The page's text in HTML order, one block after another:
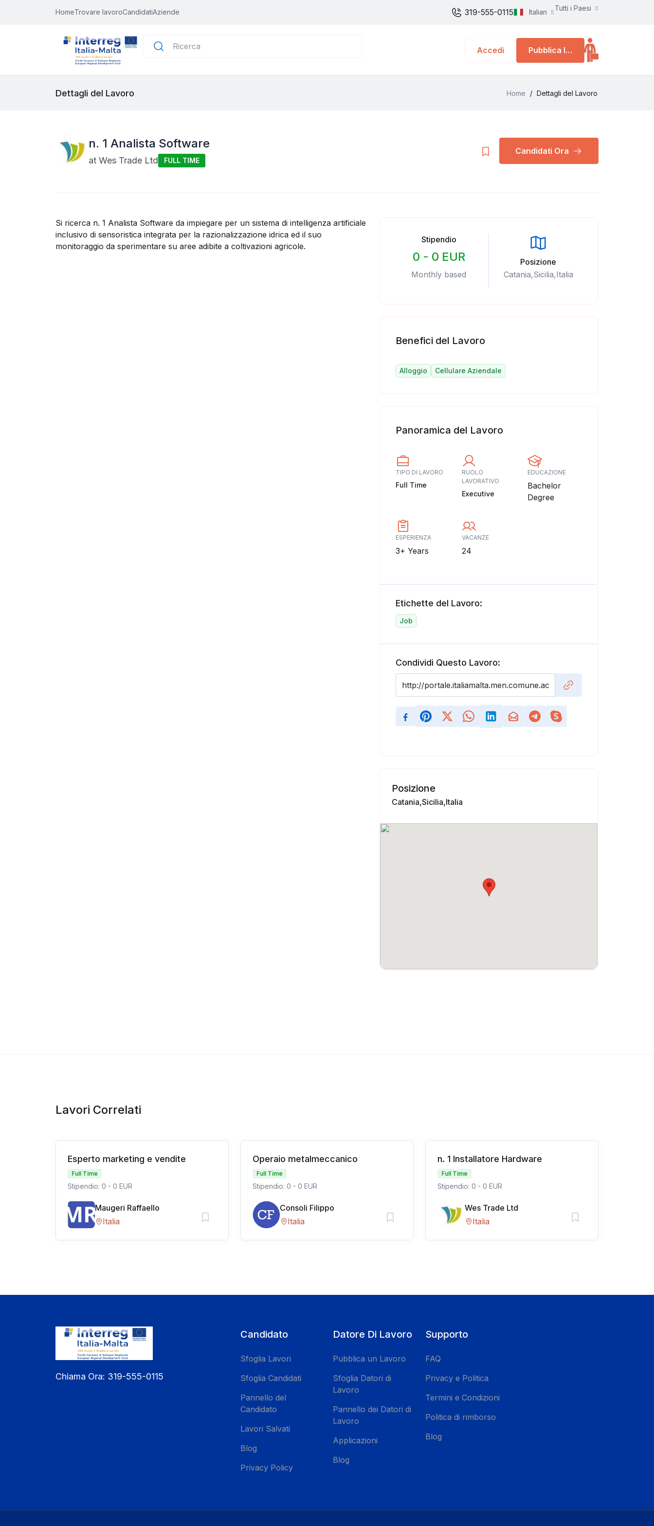
HomeTrovare lavoroCandidatiAziende 319-555-0115 Italian Tutti i Paesi
Accedi Pubblica lavoro
Dettagli del Lavoro Home / Dettagli del Lavoro
n. 1 Analista Software
at Wes Trade Ltd FULL TIME
Candidati Ora
Si ricerca n. 1 Analista Software da impiegare per un sistema di intelligenza artificiale
inclusivo di sensoristica integrata per la razionalizzazione idrica ed il suo
monitoraggio da sperimentare su aree adibite a coltivazioni agricole.
Stipendio
0 - 0 EUR
Monthly based
Posizione
Catania,Sicilia,Italia
Benefici del Lavoro
Alloggio Cellulare Aziendale
Panoramica del Lavoro
TIPO DI LAVORO
Full Time
RUOLO
LAVORATIVO
Executive
EDUCAZIONE
Bachelor
Degree
ESPERIENZA
3+ Years
VACANZE
24
Etichette del Lavoro:
Job
Condividi Questo Lavoro:
Posizione
Catania,Sicilia,Italia
Lavori Correlati
Esperto marketing e vendite
Full Time
Stipendio: 0 - 0 EUR
Maugeri Raffaello
Italia
Operaio metalmeccanico
Full Time
Stipendio: 0 - 0 EUR
Consoli Filippo
Italia
n. 1 Installatore Hardware
Full Time
Stipendio: 0 - 0 EUR
Wes Trade Ltd
Italia
Chiama Ora: 319-555-0115
Candidato
Sfoglia Lavori
Sfoglia Candidati
Pannello del
Candidato
Lavori Salvati
Blog
Privacy Policy
Datore Di Lavoro
Pubblica un Lavoro
Sfoglia Datori di
Lavoro
Pannello dei Datori di
Lavoro
Applicazioni
Blog
Supporto
FAQ
Privacy e Politica
Termini e Condizioni
Politica di rimborso
Blog